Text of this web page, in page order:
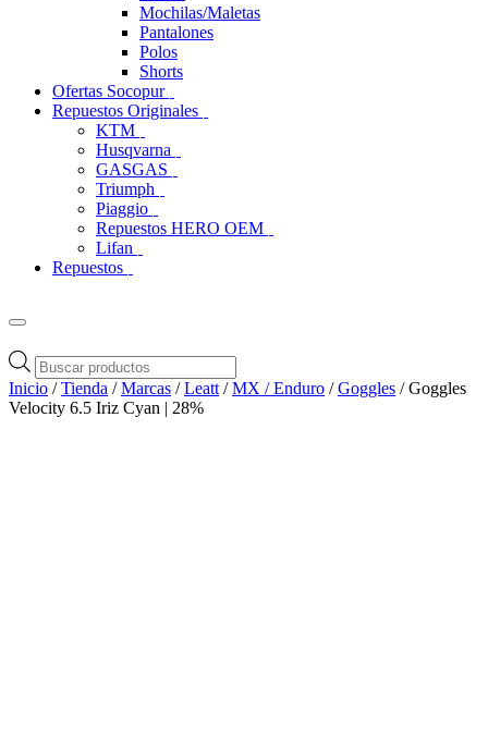
Mochilas/Maletas
Pantalones
Polos
Shorts
Ofertas Socopur
Repuestos Originales
KTM
Husqvarna
GASGAS
Triumph
Piaggio
Repuestos HERO OEM
Lifan
Repuestos
Búsqueda
de
productos
Inicio /Tienda /Marcas /Leatt /MX / Enduro /Goggles / Goggles
Velocity 6.5 Iriz Cyan | 28%